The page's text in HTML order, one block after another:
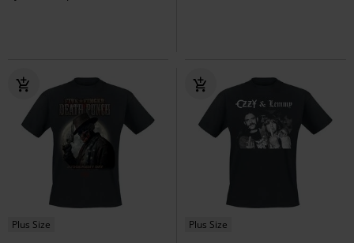
Plus Size Plus Size